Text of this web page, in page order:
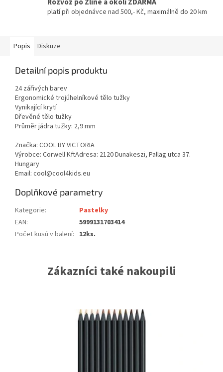
platí při objednávce nad 500,- Kč, maximálně do 20 km
Popis Diskuze
Detailní popis produktu
24 zářivých barev
Ergonomické trojúhelníkové tělo tužky
Vynikající krytí
Dřevěné tělo tužky
Průměr jádra tužky: 2,9 mm
Značka: COOL BY VICTORIA
Výrobce: Corwell KftAdresa: 2120 Dunakeszi, Pallag utca 37.
Hungary
Email: cool@cool4kids.eu
Doplňkové parametry
Kategorie:
Pastelky
EAN:
5999131703414
Počet kusů v balení: 12ks.
Zákazníci také nakoupili